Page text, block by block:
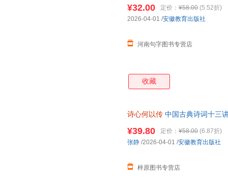
¥32.00 定价： ¥58.00 (5.52折)
河南句字图书专营店
2026-04-01 /安徽教育出版社
收藏
诗心何以传 中国古典诗词十三
¥39.80 定价： ¥58.00 (6.87折)
梓原图书专营店
张静 /2026-04-01 /安徽教育出版社